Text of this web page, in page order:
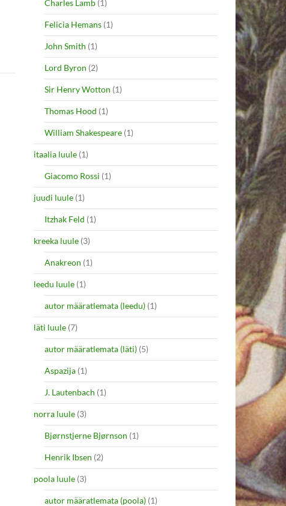
Charles Lamb (1)
Felicia Hemans (1)
John Smith (1)
Lord Byron (2)
Sir Henry Wotton (1)
Thomas Hood (1)
William Shakespeare (1)
itaalia luule (1)
Giacomo Rossi (1)
juudi luule (1)
Itzhak Feld (1)
kreeka luule (3)
Anakreon (1)
leedu luule (1)
autor määratlemata (leedu) (1)
läti luule (7)
autor määratlemata (läti) (5)
Aspazija (1)
J. Lautenbach (1)
norra luule (3)
Bjørnstjerne Bjørnson (1)
Henrik Ibsen (2)
poola luule (3)
autor määratlemata (poola) (1)